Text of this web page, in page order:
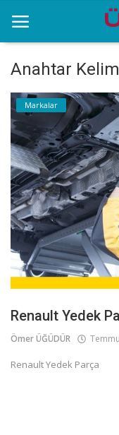
Anasayfa
Markalar
Ürünlerimiz
Sektörel Bilgiler
Galeri
İletişim
Anahtar
Markalar
Renault Yedek
Ömer ÜĞÜDÜR
Renault Yedek Parça